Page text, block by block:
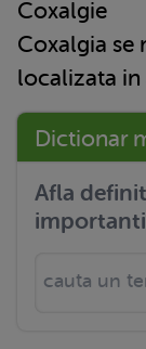
Coxalgie
Coxalgia se
localizata
Dictionar
Afla